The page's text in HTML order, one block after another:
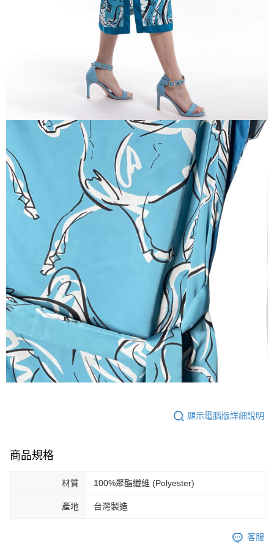
顯示電腦版詳細說明
商品規格
材質 100%聚酯纖維 (Polyester)
產地 台灣製造
客服